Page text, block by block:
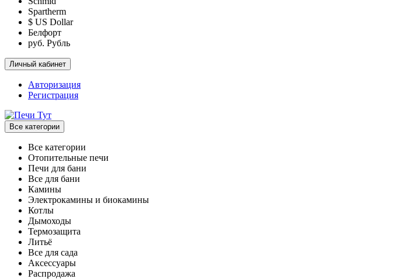
Spartherm
$ US Dollar
Белфорт
руб. Рубль
Личный кабинет
Авторизация
Регистрация
Все категории
Все категории
Отопительные печи
Печи для бани
Все для бани
Камины
Электрокамины и биокамины
Котлы
Дымоходы
Термозащита
Литьё
Все для сада
Аксессуары
Распродажа